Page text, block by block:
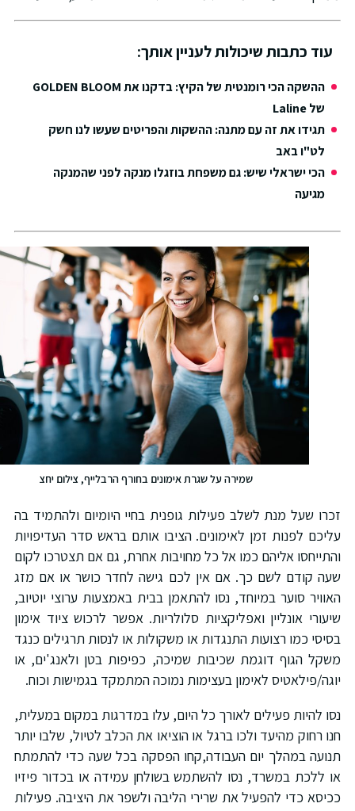
עוד כתבות שיכולות לעניין אותך:
ההשקה הכי רומנטית של הקיץ: בדקנו את GOLDEN BLOOM
תגידו את זה עם מתנה: ההשקות והפריטים שעשו לנו חשק
לט"ו באב
הכי ישראלי שיש: גם משפחת בוזגלו מנקה לפני שהמנקה
מגיעה
שמירה על שגרת אימונים בחורף הרבלייף, צילום יחצ
שעל מנת לשלב פעילות גופנית בחיי היומיום ולהתמיד בה
לפנות זמן לאימונים. הציבו אותם בראש סדר העדיפויות
אליהם כמו אל כל מחויבות אחרת, גם אם תצטרכו לקום
קודם לשם כך. אם אין לכם גישה לחדר כושר או אם מזג
סוער במיוחד, נסו להתאמן בבית באמצעות ערוצי יוטיוב,
אונליין ואפליקציות סלולריות. אפשר לרכוש ציוד אימון
כמו רצועות התנגדות או משקולות או לנסות תרגילים כנגד
הגוף דוגמת שכיבות שמיכה, כפיפות בטן ולאנג'ים, או
פילאטיס לאימון בעצימות נמוכה המתמקד בגמישות וכוח.
להיות פעילים לאורך כל היום, עלו במדרגות במקום במעלית,
רחוק מהיעד ולכו ברגל או הוציאו את הכלב לטיול, שלבו יותר
במהלך יום העבודה,קחו הפסקה בכל שעה כדי להתמתח
ללכת במשרד, נסו להשתמש בשולחן עמידה או בכדור פיזיו
כדי להפעיל את שרירי הליבה ולשפר את היציבה. פעילות